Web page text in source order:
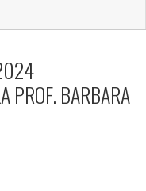
NADIR
PROF. BARBARA